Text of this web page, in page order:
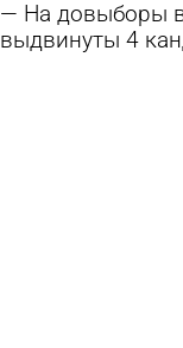
На довыборы
выдвинуты 4